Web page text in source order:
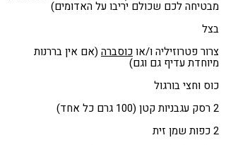
מבטיחה לכם שכולם יריבו על האדומים)
בצל
צרור פטרוזיליה ו/אוכוסברה (אם אין בררנות
מיוחדת עדיף גם וגם)
כוס וחצי בורגול
2 רסק עגבניות קטן (100 גרם כל אחד)
2 כפות שמן זית